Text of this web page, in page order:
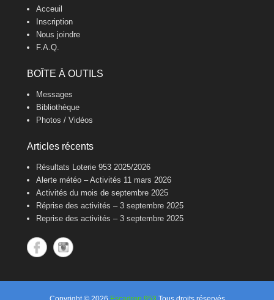
Acceuil
Inscription
Nous joindre
F.A.Q.
BOÎTE À OUTILS
Messages
Bibliothèque
Photos / Vidéos
Articles récents
Résultats Loterie 953 2025/2026
Alerte météo – Activités 11 mars 2026
Activités du mois de septembre 2025
Réprise des activités – 3 septembre 2025
Reprise des activités – 3 septembre 2025